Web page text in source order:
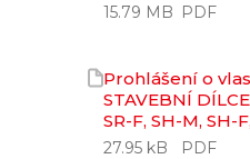
15.79 MB PDF
Prohlášení o
STAVEBNÍ
SR-F, SH-M, SH-
27.95 kB PDF